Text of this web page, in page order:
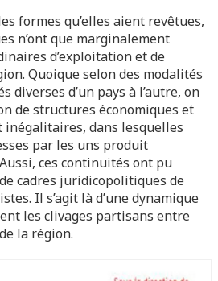
formes qu’elles aient revêtues,
n’ont que marginalement
d’exploitation et de
Quoique selon des modalités
diverses d’un pays à l’autre, on
de structures économiques et
inégalitaires, dans lesquelles
par les uns produit
ces continuités ont pu
cadres juridicopolitiques de
Il s’agit là d’une dynamique
les clivages partisans entre
la région.